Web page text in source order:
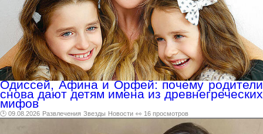
Одиссей, Афина и Орфей: почему родители
снова дают детям имена из древнегреческих
мифов
🕑 09.08.2026 Развлечения Звезды Новости 👀 16 просмотров